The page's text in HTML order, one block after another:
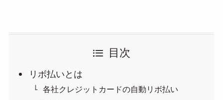
目次
リボ払いとは
各社クレジットカードの自動リボ払い